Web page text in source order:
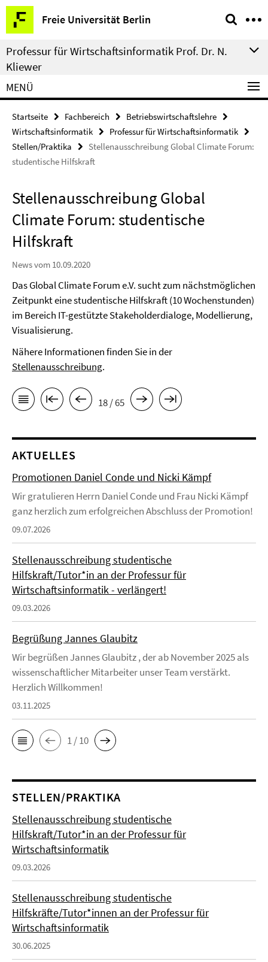
Springe
direkt
zu
Inhalt
Freie Universität Berlin
Service-
Navigation
Professur für Wirtschaftsinformatik Prof. Dr. N.
Kliewer
MENÜ
Startseite Fachbereich
Betriebswirtschaftslehre
Wirtschaftsinformatik
Professur für Wirtschaftsinformatik
Stellen/Praktika
Stellenausschreibung Global Climate Forum:
studentische Hilfskraft
Stellenausschreibung Global
Climate Forum: studentische
Hilfskraft
News vom 10.09.2020
Das Global Climate Forum e.V. sucht zum nächstmöglichen
Zeitpunkt eine studentische Hilfskraft (10 Wochenstunden)
im Bereich IT-gestützte Stakeholderdialoge, Modellierung,
Visualisierung.
Nähere Informationen finden Sie in der
Stellenausschreibung.
18 / 65
AKTUELLES
Promotionen Daniel Conde und Nicki Kämpf
Wir gratulieren Herrn Daniel Conde und Frau Nicki Kämpf
ganz herzlich zum erfolgreichen Abschluss der Promotion!
09.07.2026
Stellenausschreibung studentische
Hilfskraft/Tutor*in an der Professur für
Wirtschaftsinformatik - verlängert!
09.03.2026
Begrüßung Jannes Glaubitz
Wir begrüßen Jannes Glaubitz , der ab November 2025 als
wissenschaftlicher Mitarbeiter unser Team verstärkt.
Herzlich Willkommen!
03.11.2025
1 / 10
STELLEN/PRAKTIKA
Stellenausschreibung studentische
Hilfskraft/Tutor*in an der Professur für
Wirtschaftsinformatik
09.03.2026
Stellenausschreibung studentische
Hilfskräfte/Tutor*innen an der Professur für
Wirtschaftsinformatik
30.06.2025